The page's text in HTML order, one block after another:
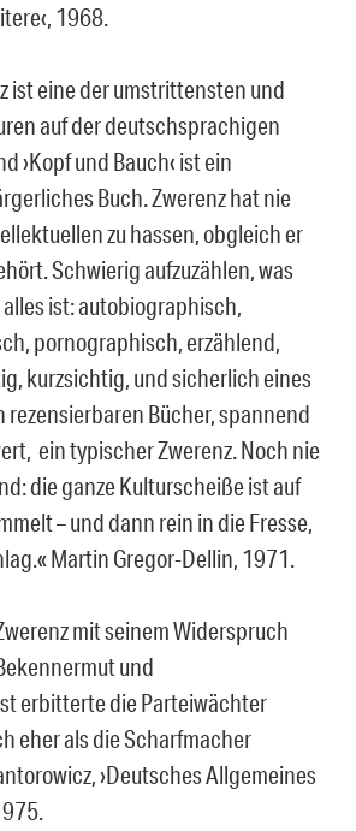
1968.
ist eine der umstrittensten und
auf der deutschsprachigen
›Kopf und Bauch‹ ist ein
Buch. Zwerenz hat nie
zu hassen, obgleich er
Schwierig aufzuzählen, was
alles ist: autobiographisch,
pornographisch, erzählend,
kurzsichtig, und sicherlich eines
rezensierbaren Bücher, spannend
ein typischer Zwerenz. Noch nie
die ganze Kulturscheiße ist auf
– und dann rein in die Fresse,
Martin Gregor-Dellin, 1971.
mit seinem Widerspruch
und
erbitterte die Parteiwächter
eher als die Scharfmacher
›Deutsches Allgemeines